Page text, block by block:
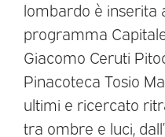
lombardo è inserita
programma
Giacomo Ceruti
Pinacoteca Tosio
ultimi e ricercato
tra ombre e luci,